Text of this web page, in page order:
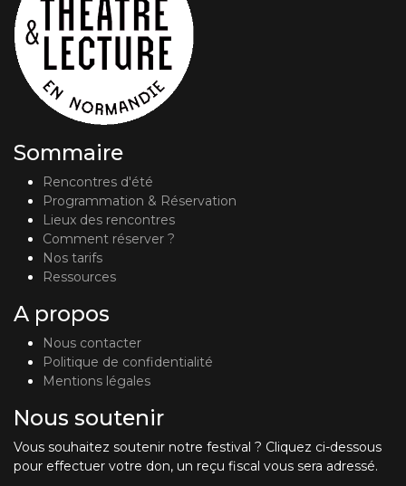
Sommaire
Rencontres d'été
Programmation & Réservation
Lieux des rencontres
Comment réserver ?
Nos tarifs
Ressources
A propos
Nous contacter
Politique de confidentialité
Mentions légales
Nous soutenir
Vous souhaitez soutenir notre festival ? Cliquez ci-dessous
pour effectuer votre don, un reçu fiscal vous sera adressé.